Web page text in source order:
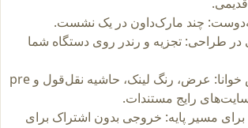
چند مارک‌داون در یک نشست.
طراحی: تجزیه و رندر روی دستگاه شما
CSS پیش‌فرض خوانا: عرض، رنگ لینک، حاشیه نقل‌قول و pre
رایج مستندات.
بدون paywall برای مسیر پایه: خروجی بدون اشتراک برای